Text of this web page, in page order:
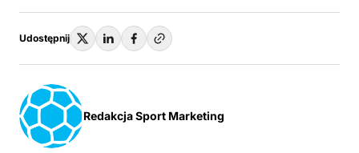
Udostępnij
Redakcja Sport Marketing